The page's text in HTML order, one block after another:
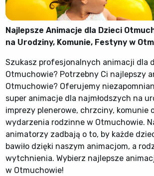
Najlepsze Animacje dla Dzieci
na Urodziny, Komunie, Festyny w
Szukasz profesjonalnych animacji dla
Otmuchowie? Potrzebny Ci najlepszy
Otmuchowie? Oferujemy
super animacje dla najmłodszych na
imprezy plenerowe, chrzciny, komunie
wydarzenia rodzinne w Otmuchowie.
animatorzy zadbają o to, by każde
bawiło dzięki naszym animacjom, a
wytchnienia. Wybierz najlepsze
w Otmuchowie!